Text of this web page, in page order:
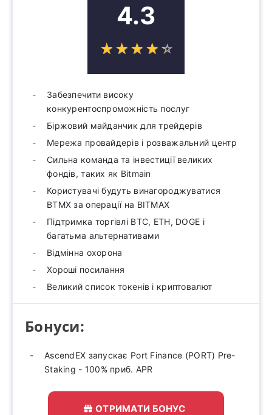
4.3
☆☆☆☆☆
★★★★★
Забезпечити високу
конкурентоспроможність послуг
Біржовий майданчик для трейдерів
Мережа провайдерів і розважальний центр
Сильна команда та інвестиції великих
фондів, таких як Bitmain
Користувачі будуть винагороджуватися
BTMX за операції на BITMAX
Підтримка торгівлі BTC, ETH, DOGE і
багатьма альтернативами
Відмінна охорона
Хороші посилання
Великий список токенів і криптовалют
Бонуси:
AscendEX запускає Port Finance (PORT) Pre-
Staking - 100% приб. APR
ОТРИМАТИ БОНУС